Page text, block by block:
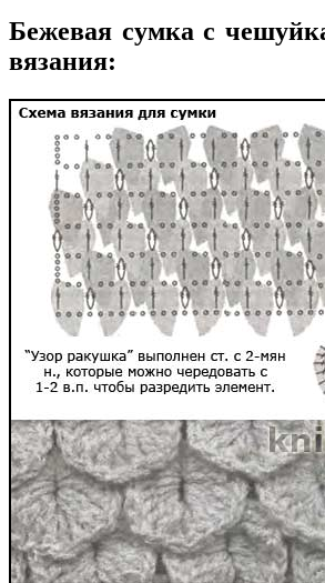
Бежевая сумка с
вязания: